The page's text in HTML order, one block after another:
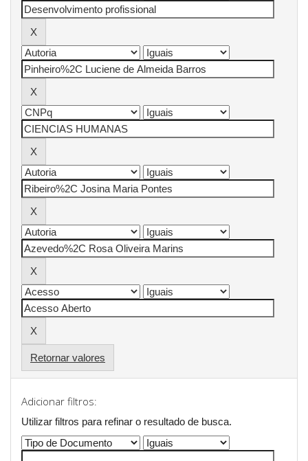
Retornar valores
Adicionar filtros:
Utilizar filtros para refinar o resultado de busca.